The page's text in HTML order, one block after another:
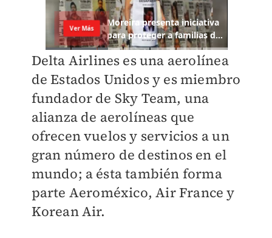
Delta Airlines es una aerolínea
de Estados Unidos y es miembro
fundador de Sky Team, una
alianza de aerolíneas que
ofrecen vuelos y servicios a un
gran número de destinos en el
mundo; a ésta también forma
parte Aeroméxico, Air France y
Korean Air.